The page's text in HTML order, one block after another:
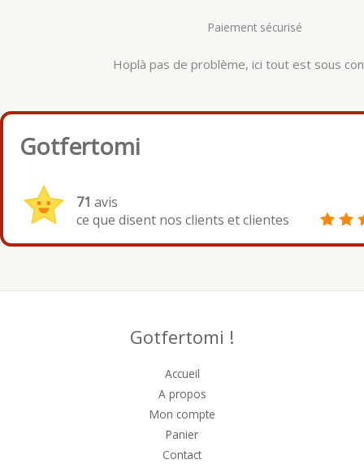
Paiement sécurisé
Hoplà pas de problème, ici tout est sous
Gotfertomi
71 avis
ce que disent nos clients et clientes
Gotfertomi !
Accueil
A propos
Mon compte
Panier
Contact